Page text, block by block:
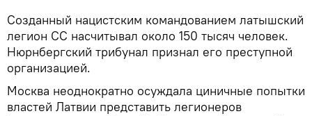
Созданный нацистским командованием латышский
легион СС насчитывал около 150 тысяч человек.
Нюрнбергский трибунал признал его преступной
организацией.
Москва неоднократно осуждала циничные попытки
властей Латвии представить легионеров